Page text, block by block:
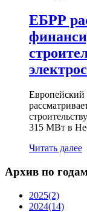
ЕБРР
Европейский
315 МВт в
Читать далее
Архив по
2025(2)
2024(14)